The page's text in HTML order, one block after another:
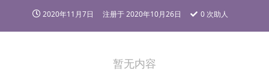
2020年11月7日 注册于2020年10月26日 0次助人
暂无内容